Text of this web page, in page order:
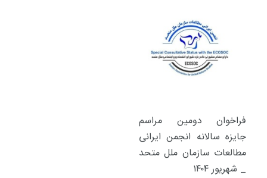
فراخوان دومین مراسم
جایزه سالانه انجمن ایرانی
مطالعات سازمان ملل متحد
_ شهریور ۱۴۰۴